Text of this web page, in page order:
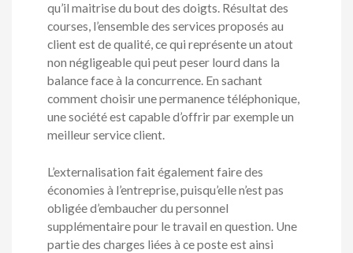
qu’il maitrise du bout des doigts. Résultat des
courses, l’ensemble des services proposés au
client est de qualité, ce qui représente un atout
non négligeable qui peut peser lourd dans la
balance face à la concurrence. En sachant
comment choisir une permanence téléphonique,
une société est capable d’offrir par exemple un
meilleur service client.
L’externalisation fait également faire des
économies à l’entreprise, puisqu’elle n’est pas
obligée d’embaucher du personnel
supplémentaire pour le travail en question. Une
partie des charges liées à ce poste est ainsi